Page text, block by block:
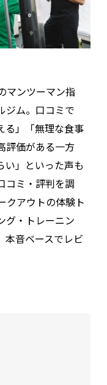
マンツーマン指
ジム。口コミで
る」「無理な食事
評価がある一方
い」といった声も
コミ・評判を調
クアウトの体験ト
グ・トレーニン
本音ベースでレビ